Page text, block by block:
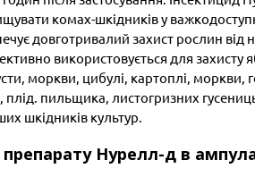
комах-шкідників у
довготривалий захист рослин від
використовується для захисту
моркви, цибулі, картоплі, моркви,
плід. пильщика, листогризних
шкідників культур.
Нурелл-д в